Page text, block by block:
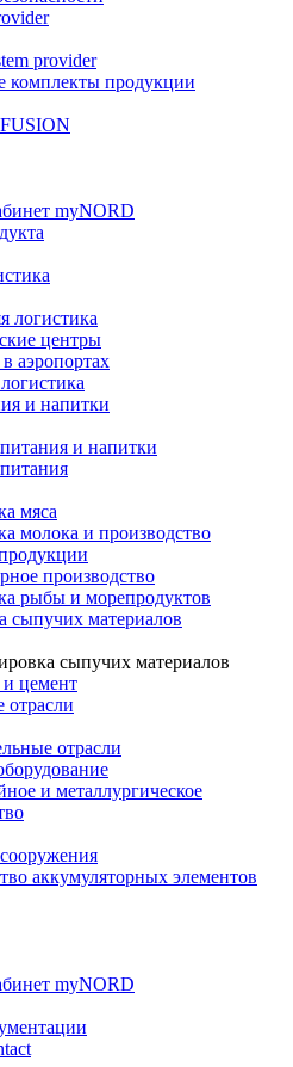
provider
комплекты продукции
myNORD
логистика
центры
аэропортах
и напитки
и напитки
мяса
молока и производство
производство
рыбы и морепродуктов
сыпучих материалов
сыпучих материалов
цемент
отрасли
отрасли
и металлургическое
аккумуляторных элементов
myNORD